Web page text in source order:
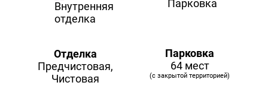
Отделка
Предчистовая,
Чистовая
Парковка
64 мест
(с закрытой территорией)